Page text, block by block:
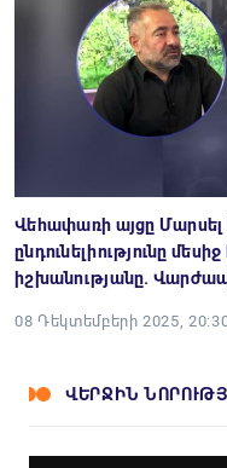
Վեհափառի այցը
ընդունելիությունը
իշխանությանը.
08 Դեկտեմբերի 2025,
ՎԵՐՋԻՆ